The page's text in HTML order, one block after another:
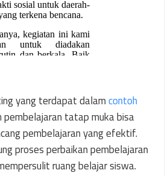
yang terdapat dalamcontoh
pembelajaran tatap muka bisa
pembelajaran yang efektif.
proses perbaikan pembelajaran
ruang belajar siswa.